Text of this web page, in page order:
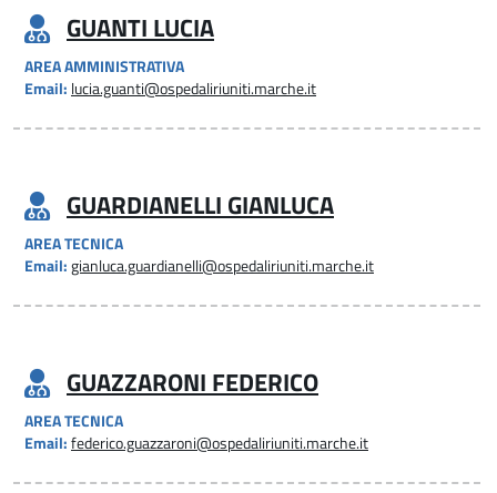
GUANTI LUCIA
AREA AMMINISTRATIVA
Email: lucia.guanti@ospedaliriuniti.marche.it
GUARDIANELLI GIANLUCA
AREA TECNICA
Email: gianluca.guardianelli@ospedaliriuniti.marche.it
GUAZZARONI FEDERICO
AREA TECNICA
Email: federico.guazzaroni@ospedaliriuniti.marche.it